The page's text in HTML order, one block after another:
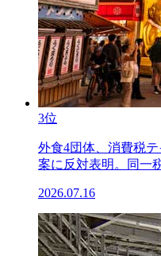
3位
外食4団体、消費税
案に反対表明。同一
2026.07.16